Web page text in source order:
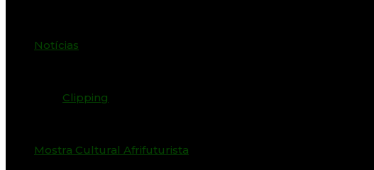
Notícias
Clipping
Mostra Cultural Afrifuturista